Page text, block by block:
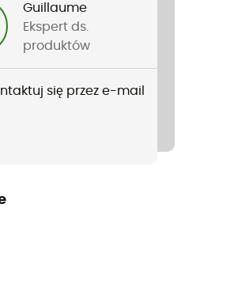
Glove
Guillaume
Ekspert ds.
produktów
się przez e-mail